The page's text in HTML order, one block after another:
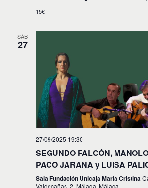
15€
SÁB
27
27/09/2025-19:30
SEGUNDO FALCÓN,
PACO JARANA y LUISA
Sala Fundación Unicaja María Cristina
Valdecañas, 2, Málaga, Málaga